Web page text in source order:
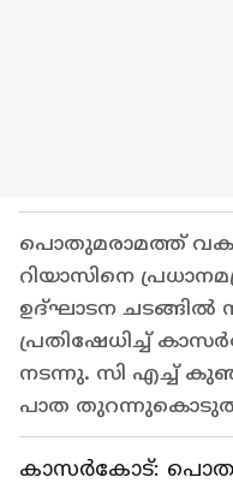
പൊതുമരാമത്ത്
റിയാസിനെ
ഉദ്ഘാടന ചടങ്ങിൽ
പ്രതിഷേധിച്ച്
നടന്നു. സി എച്ച്
പാത
കാസർകോട്: